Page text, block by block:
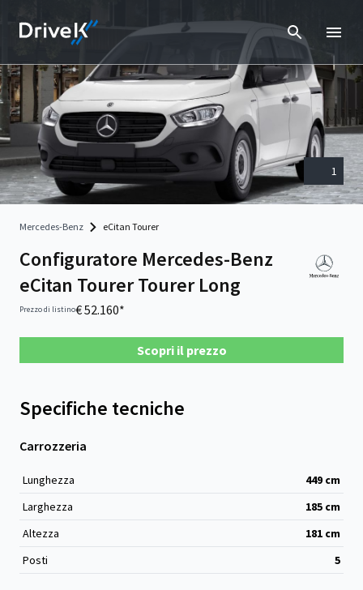
1
Mercedes-Benz eCitan Tourer
Configuratore Mercedes-Benz
eCitan Tourer Tourer Long
Prezzo di listino€ 52.160*
Scopri il prezzo
Specifiche tecniche
Carrozzeria
Lunghezza 449 cm
Larghezza
185 cm
Altezza
181 cm
Posti
5